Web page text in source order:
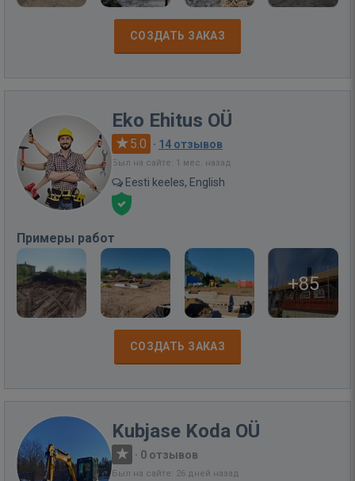
СОЗДАТЬ ЗАКАЗ
Eko Ehitus OÜ
5.0 · 14 отзывов
Был на сайте: 1 мес. назад
Eesti keeles, English
Примеры работ
+85
СОЗДАТЬ ЗАКАЗ
Kubjase Koda OÜ
· 0 отзывов
Был на сайте: 26 дней назад